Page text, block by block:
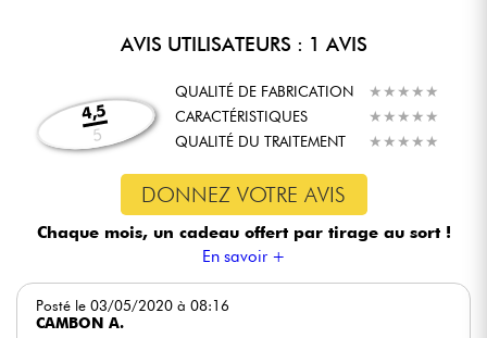
AVIS UTILISATEURS : 1 AVIS
4,5
5
QUALITÉ DE FABRICATION ★ ★ ★ ★ ★
★ ★ ★ ★ ★
CARACTÉRISTIQUES
★ ★ ★ ★ ★
★ ★ ★ ★ ★
QUALITÉ DU TRAITEMENT
★ ★ ★ ★ ★
★ ★ ★ ★ ★
DONNEZ VOTRE AVIS
Chaque mois, un cadeau offert par tirage au sort !
En savoir +
Posté le 03/05/2020 à 08:16
CAMBON A.